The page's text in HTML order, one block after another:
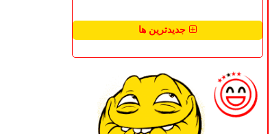
جدیدترین ها